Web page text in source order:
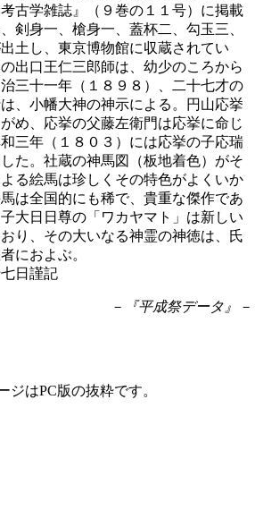
古学雑誌』（９巻の１１号）に掲載
剣身一、槍身一、蓋杯二、勾玉三、
土し、東京博物館に収蔵されてい
出口王仁三郎師は、幼少のころから
三十一年（１８９８）、二十七才の
、小幡大神の神示による。円山応挙
め、応挙の父藤左衛門は応挙に命じ
三年（１８０３）には応挙の子応瑞
た。社蔵の神馬図（板地着色）がそ
る絵馬は珍しくその特色がよくいか
は全国的にも稀で、貴重な傑作であ
大日日尊の「ワカヤマト」は新しい
り、その大いなる神霊の神徳は、氏
におよぶ。
日謹記
－『平成祭データ』－
ジはPC版の抜粋です。